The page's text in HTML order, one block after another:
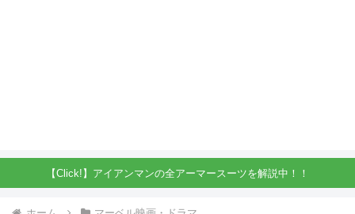
【Click!】アイアンマンの全アーマースーツを解説中！！